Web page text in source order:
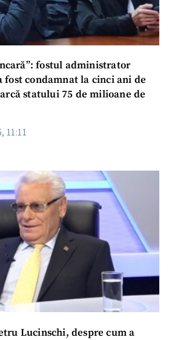
fostul administrator
fost condamnat la cinci ani de
statului 75 de milioane de
11:11
Lucinschi, despre cum a